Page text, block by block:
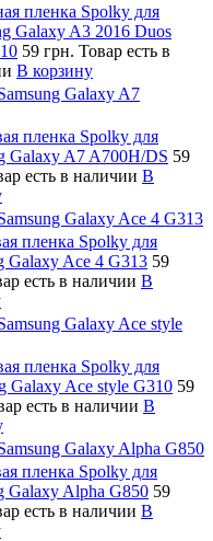
пленка Spolky для
Galaxy A3 2016 Duos
59 грн. Товар есть в
В корзину
Galaxy A7
пленка Spolky для
Galaxy A7 A700H/DS 59
есть в наличии В
Galaxy Ace 4 G313
пленка Spolky для
Galaxy Ace 4 G313 59
есть в наличии В
Galaxy Ace style
пленка Spolky для
Galaxy Ace style G310 59
есть в наличии В
Galaxy Alpha G850
пленка Spolky для
Galaxy Alpha G850 59
есть в наличии В